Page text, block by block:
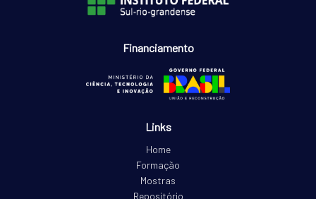
Financiamento
Links
Home
Formação
Mostras
Repositório